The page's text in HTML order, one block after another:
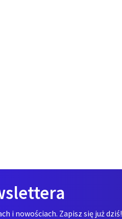
i nowościach. Zapisz się już dziś!